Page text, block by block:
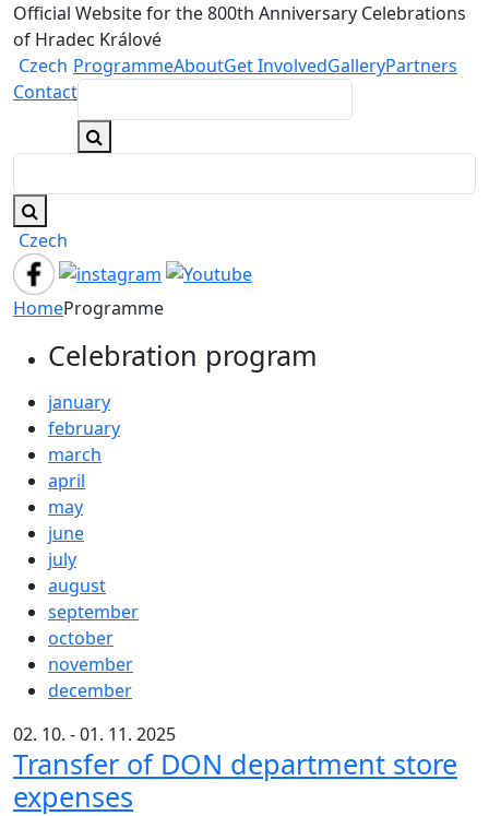
Official Website for the 800th Anniversary Celebrations
of Hradec Králové
Czech ProgrammeAboutGet InvolvedGalleryPartners
Contact
Czech
HomeProgramme
Celebration program
january
february
march
april
may
june
july
august
september
october
november
december
02. 10. - 01. 11. 2025
Transfer of DON department store
expenses